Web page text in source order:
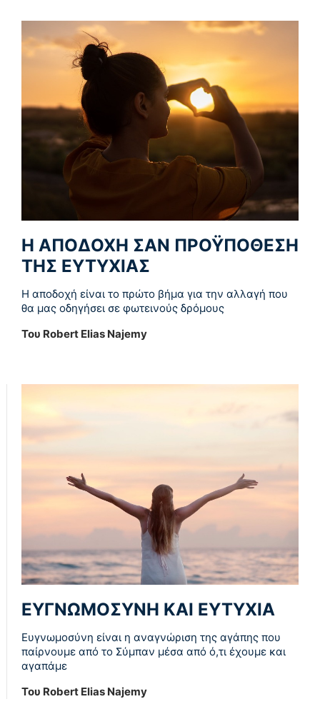
Η ΑΠΟΔΟΧΗ ΣΑΝ ΠΡΟΫΠΟΘΕΣΗ
ΤΗΣ ΕΥΤΥΧΙΑΣ
Η αποδοχή είναι το πρώτο βήμα για την αλλαγή που
θα μας οδηγήσει σε φωτεινούς δρόμους
Του Robert Elias Najemy
ΕΥΓΝΩΜΟΣΥΝΗ ΚΑΙ ΕΥΤΥΧΙΑ
Ευγνωμοσύνη είναι η αναγνώριση της αγάπης που
παίρνουμε από το Σύμπαν μέσα από ό,τι έχουμε και
αγαπάμε
Του Robert Elias Najemy